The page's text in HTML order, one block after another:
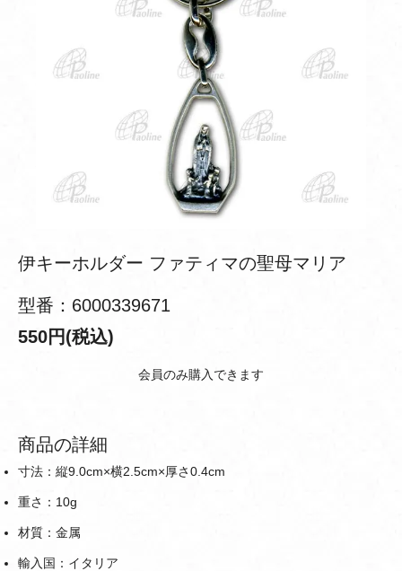
伊キーホルダー ファティマの聖母マリア
型番：6000339671
550円(税込)
会員のみ購入できます
商品の詳細
寸法：縦9.0cm×横2.5cm×厚さ0.4cm
重さ：10g
材質：金属
輸入国：イタリア